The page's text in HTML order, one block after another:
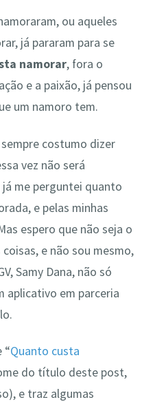
ou aqueles
já pararam para se
namorar, fora o
e a paixão, já pensou
um namoro tem.
costumo dizer
vez não será
me perguntei quanto
e pelas minhas
espero que não seja o
e não sou mesmo,
Samy Dana, não só
aplicativo em parceria
“Quanto custa
do título deste post,
e traz algumas